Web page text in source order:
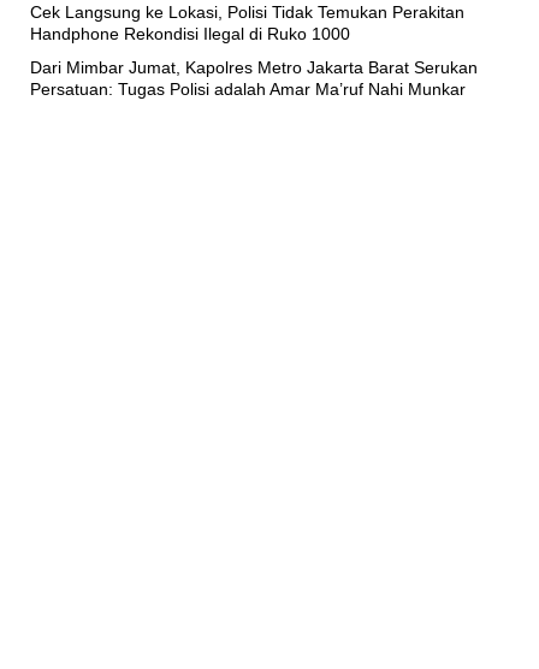
Cek Langsung ke Lokasi, Polisi Tidak Temukan Perakitan
Handphone Rekondisi Ilegal di Ruko 1000
Dari Mimbar Jumat, Kapolres Metro Jakarta Barat Serukan
Persatuan: Tugas Polisi adalah Amar Ma’ruf Nahi Munkar